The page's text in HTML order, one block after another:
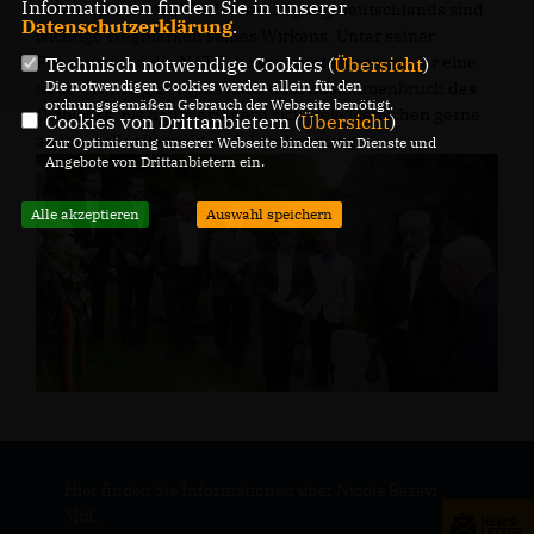
Vorhangs und die Wiedervereinigung Deutschlands sind
wichtige Wegmarken seines Wirkens. Unter seiner
Führung fand die NATO die geeignete Strategie für eine
neue Ordnung Europas nach dem Zusammenbruch des
Ostblocks. Bis heute erinnern sich viele Menschen gerne
an ihn, voller Respekt und Anerkennung.
Informationen finden Sie in unserer
Datenschutzerklärung.
Technisch notwendige Cookies (Übersicht)
Die notwendigen Cookies werden allein für den
ordnungsgemäßen Gebrauch der Webseite benötigt.
Cookies von Drittanbietern (Übersicht)
Zur Optimierung unserer Webseite binden wir Dienste und
Angebote von Drittanbietern ein.
Alle akzeptieren Auswahl speichern